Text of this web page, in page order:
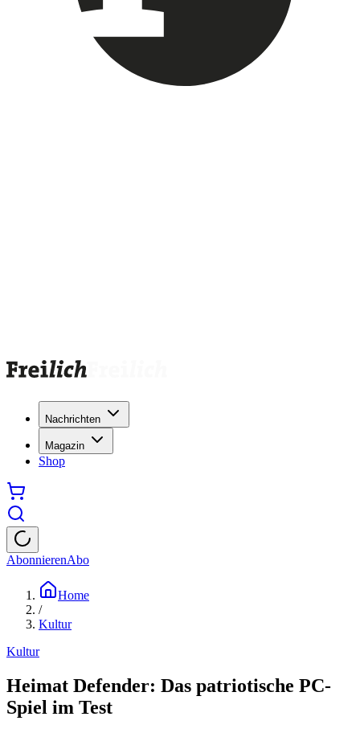
Nachrichten
Magazin
Shop
AbonnierenAbo
Home
/
Kultur
Kultur
Heimat Defender: Das patriotische PC-
Spiel im Test